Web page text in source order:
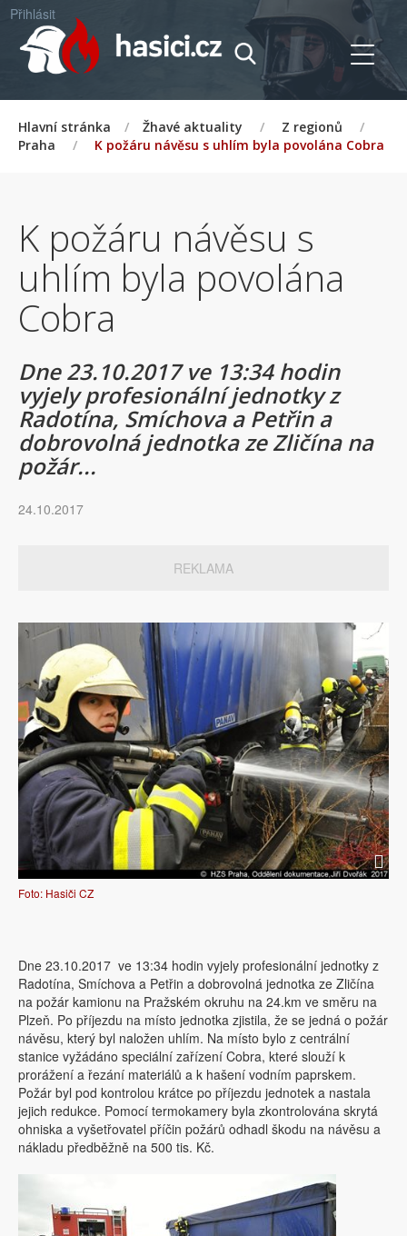
Přihlásit
Hlavní stránka / Žhavé aktuality / Z regionů
/
Praha
/ K požáru návěsu s uhlím byla povolána Cobra
K požáru návěsu s
uhlím byla povolána
Cobra
Dne 23.10.2017 ve 13:34 hodin
vyjely profesionální jednotky z
Radotína, Smíchova a Petřin a
dobrovolná jednotka ze Zličína na
požár...
24.10.2017
REKLAMA
Foto: Hasiči CZ
Dne 23.10.2017 ve 13:34 hodin vyjely profesionální jednotky z
Radotína, Smíchova a Petřin a dobrovolná jednotka ze Zličína
na požár kamionu na Pražském okruhu na 24.km ve směru na
Plzeň. Po příjezdu na místo jednotka zjistila, že se jedná o požár
návěsu, který byl naložen uhlím. Na místo bylo z centrální
stanice vyžádáno speciální zařízení Cobra, které slouží k
prorážení a řezání materiálů a k hašení vodním paprskem.
Požár byl pod kontrolou krátce po příjezdu jednotek a nastala
jejich redukce. Pomocí termokamery byla zkontrolována skrytá
ohniska a vyšetřovatel příčin požárů odhadl škodu na návěsu a
nákladu předběžně na 500 tis. Kč.